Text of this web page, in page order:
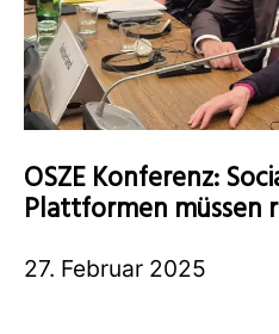
OSZE Konferenz:
Plattformen müssen
27. Februar 2025